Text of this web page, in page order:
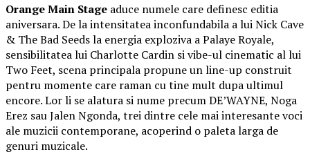
Orange Main Stage aduce numele care definesc editia
aniversara. De la intensitatea inconfundabila a lui Nick Cave
& The Bad Seeds la energia exploziva a Palaye Royale,
sensibilitatea lui Charlotte Cardin si vibe-ul cinematic al lui
Two Feet, scena principala propune un line-up construit
pentru momente care raman cu tine mult dupa ultimul
encore. Lor li se alatura si nume precum DE’WAYNE, Noga
Erez sau Jalen Ngonda, trei dintre cele mai interesante voci
ale muzicii contemporane, acoperind o paleta larga de
genuri muzicale.